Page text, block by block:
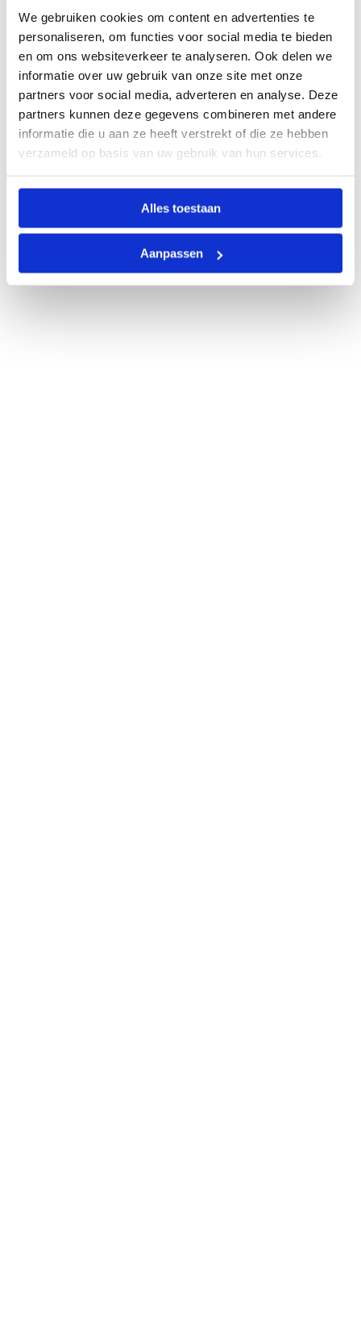
We gebruiken cookies om content en advertenties te
personaliseren, om functies voor social media te bieden
en om ons websiteverkeer te analyseren. Ook delen we
informatie over uw gebruik van onze site met onze
partners voor social media, adverteren en analyse. Deze
partners kunnen deze gegevens combineren met andere
informatie die u aan ze heeft verstrekt of die ze hebben
verzameld op basis van uw gebruik van hun services.
Alles toestaan
Aanpassen